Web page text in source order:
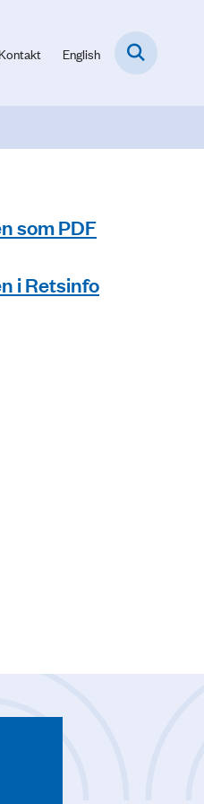
Kontakt English
som PDF
i Retsinfo